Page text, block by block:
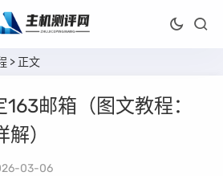
> 正文
邮箱（图文教程：
）
03-06